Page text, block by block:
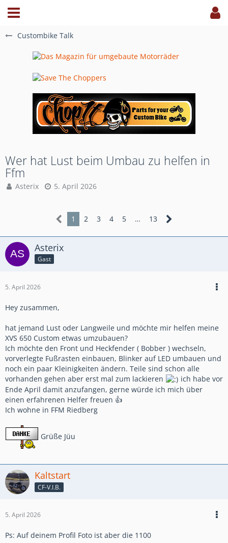
Custombike Talk
Wer hat Lust beim Umbau zu helfen in
Ffm
Asterix 5. April 2026
1 2 3 4 5 … 13
Asterix
Gast
5. April 2026
Hey zusammen,
hat jemand Lust oder Langweile und möchte mir helfen meine
XVS 650 Custom etwas umzubauen?
Ich möchte den Front und Heckfender ( Bobber ) wechseln,
vorverlegte Fußrasten einbauen, Blinker auf LED umbauen und
noch ein paar Kleinigkeiten ändern. Teile sind schon alle
vorhanden gehen aber erst mal zum lackieren
ich habe vor
Ende April damit anzufangen, gerne würde ich mich über
einen erfahrenen Helfer freuen 👍
Ich wohne in FFM Riedberg
Grüße Jüu
Kaltstart
CF-V.I.B.
5. April 2026
Ps: Auf deinem Profil Foto ist aber die 1100